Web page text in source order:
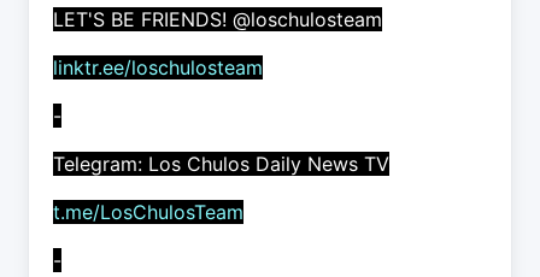
LET'S BE FRIENDS! @loschulosteam
linktr.ee/loschulosteam
-
Telegram: Los Chulos Daily News TV
t.me/LosChulosTeam
-